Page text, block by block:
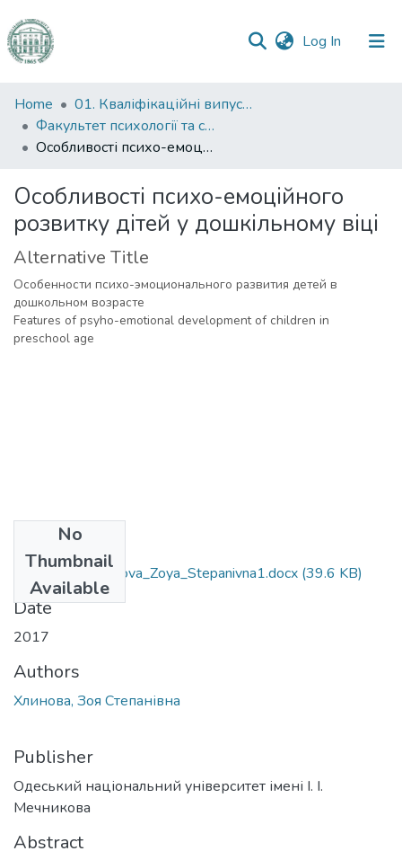
Log In (current)
Communities
&
Collections
Statistics
Home
01. Кваліфікаційні випускні роботи здобувачів вищої освіти
Факультет психології та соціальної роботи
Особливості психо-емоційного розвитку дітей у дошкільному віці
Особливості психо-емоційного
розвитку дітей у дошкільному віці
Alternative Title
Особенности психо-эмоционального развития детей в
дошкольном возрасте
Features of psyho-emotional development of children in
preschool age
No
Thumbnail
Available
6.030102_Khlynova_Zoya_Stepanivna1.docx (39.6 KB)
Date
2017
Authors
Хлинова, Зоя Степанівна
Publisher
Одеський національний університет імені І. І.
Мечникова
Abstract